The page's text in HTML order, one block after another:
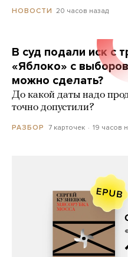
НОВОСТИ 20 часов назад
В суд подали иск с
«Яблоко» с
можно сделать?
До какой даты надо
точно допустили?
РАЗБОР 7 карточек 19 часов